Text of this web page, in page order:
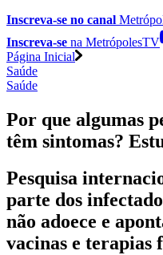
Inscreva-se no canal
Inscreva-se na MetrópolesTV
Página Inicial
Saúde
Saúde
Por que algumas
têm sintomas?
Pesquisa
parte dos
não adoece e
vacinas e terapias